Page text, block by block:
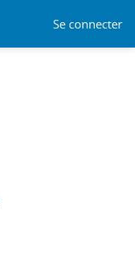
Se connecter